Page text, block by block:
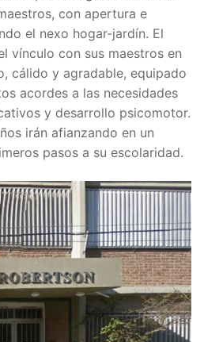
con apertura e
el nexo hogar-jardín. El
vínculo con sus maestros en
cálido y agradable, equipado
acordes a las necesidades
y desarrollo psicomotor.
irán afianzando en un
pasos a su escolaridad.